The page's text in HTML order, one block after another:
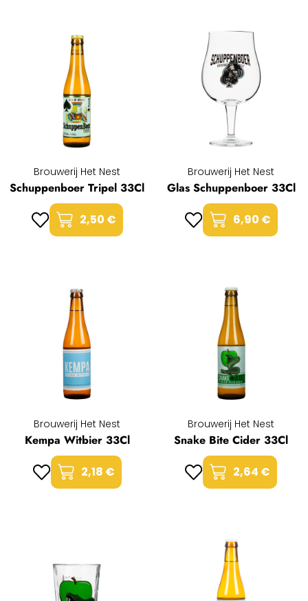
Brouwerij Het Nest
Schuppenboer Tripel 33Cl
2,50 €
Brouwerij Het Nest
Glas Schuppenboer 33Cl
6,90 €
Brouwerij Het Nest
Kempa Witbier 33Cl
2,18 €
Brouwerij Het Nest
Snake Bite Cider 33Cl
2,64 €